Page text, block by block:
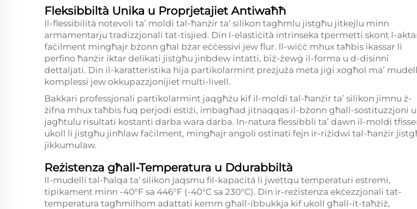
Fleksibbiltà Unika u Proprjetajiet Antiwaħħ
Il-flessibilità notevoli ta’ moldi tal-ħanżir ta’ silikon tagħmlu jistgħu jitkejlu minn
armamentarju tradizzjonali tat-tisjied. Din l-elastiċità intrinseka tpermetti skont l-
faċilment mingħajr bżonn għal bżar eċċessivi jew flur. Il-wiċċ mhux taħbis ikassar li
perfino ħanżir iktar delikati jistgħu jinbdew intatti, biż-żewġ il-forma u d-disinni
dettaljati. Din il-karatteristika hija partikolarmint prezjuża meta jiġi xogħol ma’
komplessi jew okkupazzjonijiet multi-livell.
Bakkari professjonali partikolarmint jaqgħżu kif il-moldi tal-ħanżir ta’ silikon jimnu ż-
żifna mhux taħbis fuq perjodi estiżi, imbagħad jitnaqqas il-bżonn għall-sostituzzjoni u
jagħtulu risultati kostanti darba wara darba. In-natura flessibbli ta’ dawn il-moldi
ukoll li jistgħu jinħlaw faċilment, mingħajr angoli ostinati fejn ir-riżidwi tal-ħanżir
jikkumulaw.
Reżistenza għall-Temperatura u Ddurabbiltà
Il-mudelli tal-ħalqa ta' silikon jaqsmu fil-kapaċitá li jwettqu temperaturi estremi,
tipikament minn -40°F sa 446°F (-40°C sa 230°C). Din ir-reżistenza ekċezzjonali tat-
temperatura tagħmilhom adattati kemm għall-ibbukkja kif ukoll għall-it-taħżiż,